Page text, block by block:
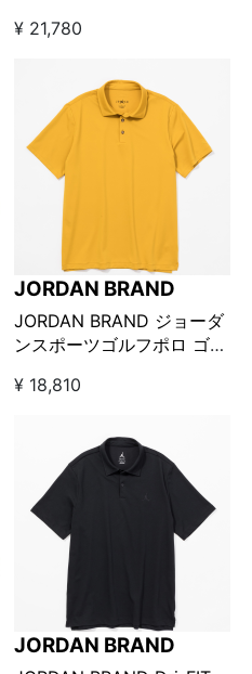
ト
¥ 21,780
JORDAN BRAND
JORDAN BRAND ジョーダ
ンスポーツゴルフポロ ゴー
¥ 18,810
JORDAN BRAND